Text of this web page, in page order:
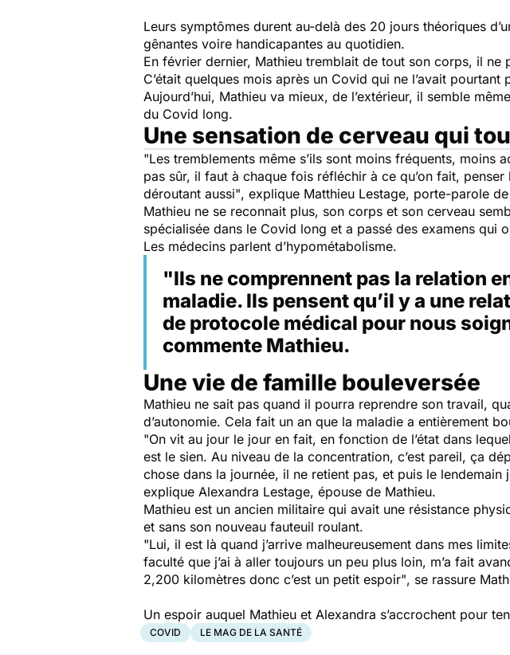
Leurs symptômes durent au-delà des 20 jours théoriques
gênantes voire handicapantes au quotidien.
En février dernier, Mathieu tremblait de tout son corps, il ne
C’était quelques mois après un Covid qui ne l’avait
Aujourd’hui, Mathieu va mieux, de l’extérieur, il semble
du Covid long.
Une sensation de cerveau qui
"Les tremblements même s’ils sont moins fréquents, moins
pas sûr, il faut à chaque fois réfléchir à ce qu’on fait,
déroutant aussi", explique Matthieu Lestage, porte-parole
Mathieu ne se reconnait plus, son corps et son cerveau
spécialisée dans le Covid long et a passé des examens
Les médecins parlent d’hypométabolisme.
"Ils ne comprennent pas la relation
maladie. Ils pensent qu’il y a une
de protocole médical pour nous
commente Mathieu.
Une vie de famille bouleversée
Mathieu ne sait pas quand il pourra reprendre son travail,
d’autonomie. Cela fait un an que la maladie a entièrement
"On vit au jour le jour en fait, en fonction de l’état dans
est le sien. Au niveau de la concentration, c’est pareil, ça
chose dans la journée, il ne retient pas, et puis le
explique Alexandra Lestage, épouse de Mathieu.
Mathieu est un ancien militaire qui avait une résistance
et sans son nouveau fauteuil roulant.
"Lui, il est là quand j’arrive malheureusement dans mes
faculté que j’ai à aller toujours un peu plus loin, m’a fait
2,200 kilomètres donc c’est un petit espoir", se rassure
Un espoir auquel Mathieu et Alexandra s’accrochent pour
COVID LE MAG DE LA SANTÉ